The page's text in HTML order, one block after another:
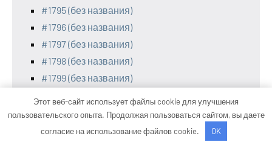
#1795 (без названия)
#1796 (без названия)
#1797 (без названия)
#1798 (без названия)
#1799 (без названия)
#1801 (без названия)
#1802 (без названия)
Этот веб-сайт использует файлы cookie для улучшения
пользовательского опыта. Продолжая пользоваться сайтом, вы даете
согласие на использование файлов cookie.
OK